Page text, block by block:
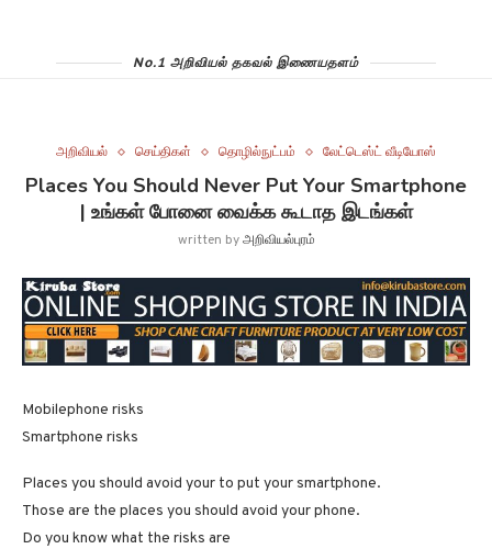
No.1 அறிவியல் தகவல் இணையதளம்
அறிவியல் செய்திகள் தொழில்நுட்பம் லேட்டெஸ்ட் வீடியோஸ்
Places You Should Never Put Your Smartphone
| உங்கள் போனை வைக்க கூடாத இடங்கள்
written byஅறிவியல்புரம்
Mobilephone risks
Smartphone risks
Places you should avoid your to put your smartphone.
Those are the places you should avoid your phone.
Do you know what the risks are